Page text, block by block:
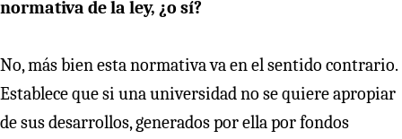
normativa de la ley, ¿o sí?
No, más bien esta normativa va en el sentido contrario.
Establece que si una universidad no se quiere apropiar
de sus desarrollos, generados por ella por fondos